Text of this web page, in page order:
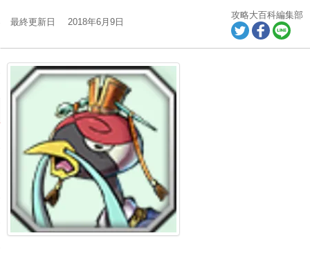
最終更新日 2018年6月9日
攻略大百科編集部